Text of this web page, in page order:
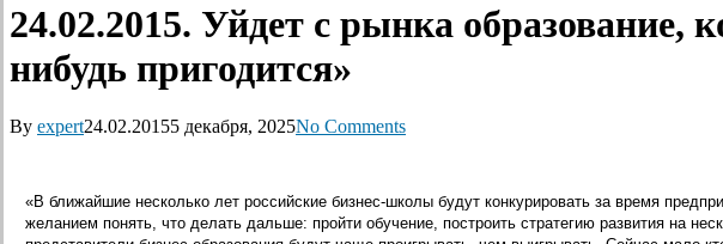
24.02.2015. Уйдет с рынка образование,
нибудь пригодится»
By expert24.02.20155 декабря, 2025No Comments
«В ближайшие несколько лет российские бизнес-школы будут конкурировать за время
желанием понять, что делать дальше: пройти обучение, построить стратегию развития на